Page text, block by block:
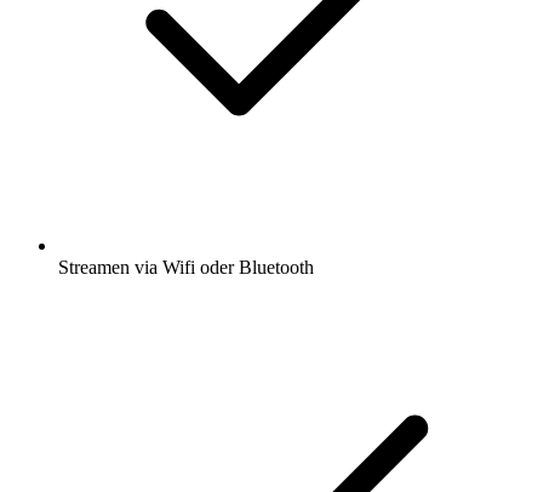
Streamen via Wifi oder Bluetooth